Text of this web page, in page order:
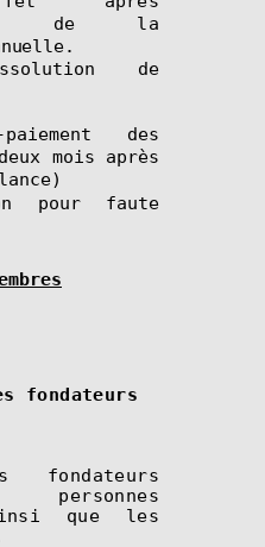
de la
de
des
mois après
pour faute
fondateurs
fondateurs
que les